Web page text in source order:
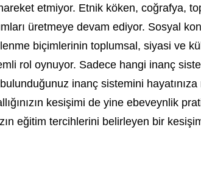
hareket etmiyor. Etnik köken, coğrafya,
üretmeye devam ediyor. Sosyal
biçimlerinin toplumsal, siyasi ve
rol oynuyor. Sadece hangi inanç
inanç sistemini
kesişimi de yine ebeveynlik
eğitim tercihlerini belirleyen bir